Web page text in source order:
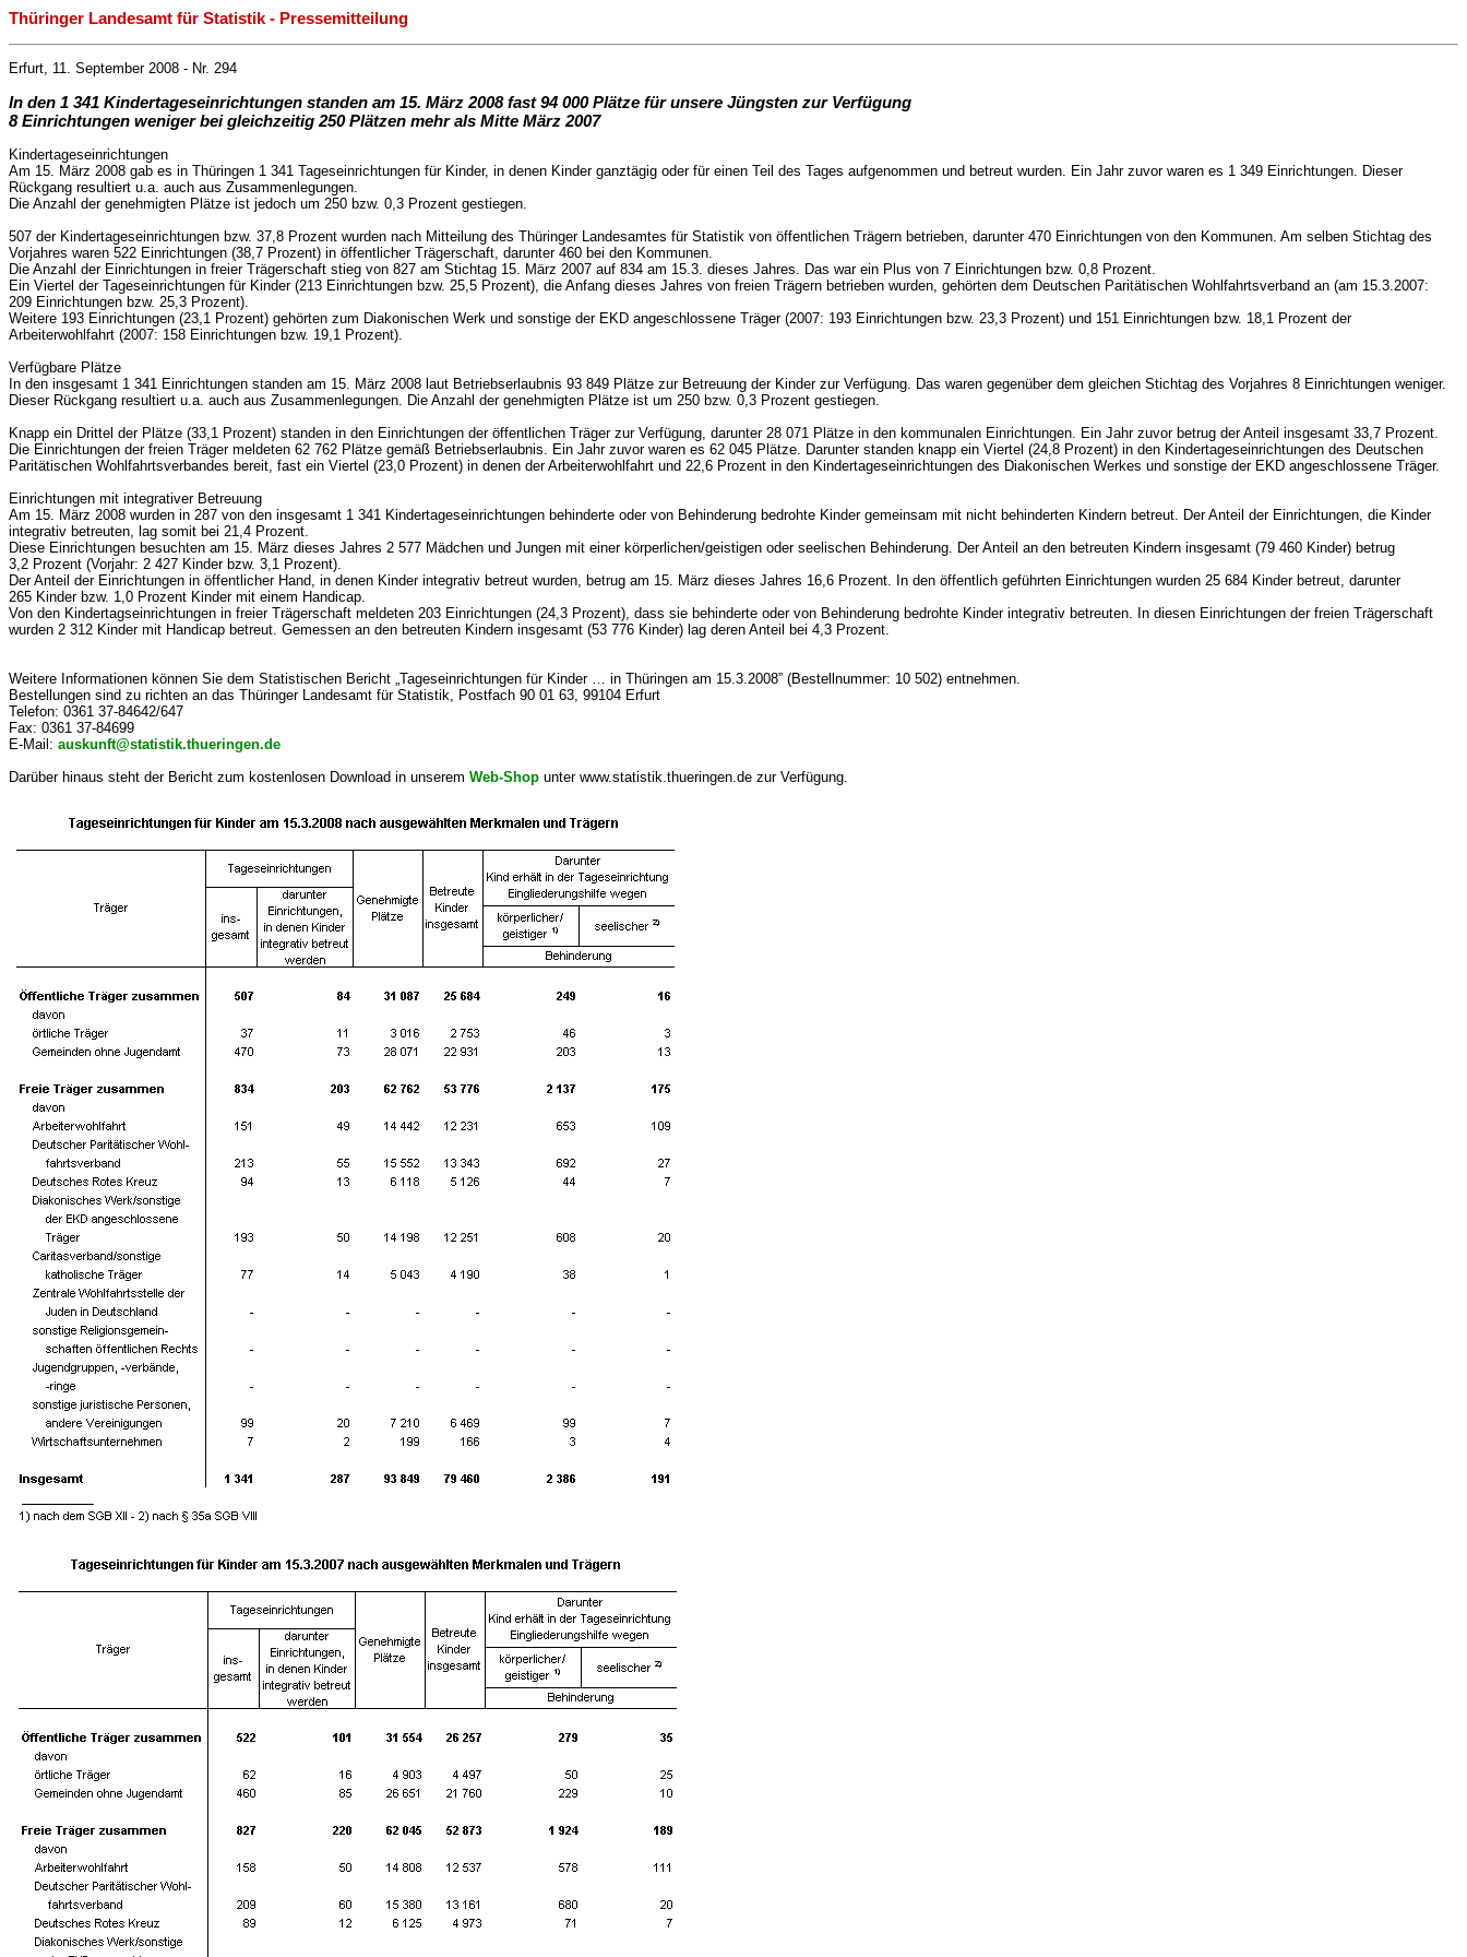
Thüringer Landesamt für Statistik - Pressemitteilung
Erfurt, 11. September 2008 - Nr. 294
In den 1 341 Kindertageseinrichtungen standen am 15. März 2008 fast 94 000 Plätze für unsere Jüngsten zur Verfügung
8 Einrichtungen weniger bei gleichzeitig 250 Plätzen mehr als Mitte März 2007
Kindertageseinrichtungen
Am 15. März 2008 gab es in Thüringen 1 341 Tageseinrichtungen für Kinder, in denen Kinder ganztägig oder für einen Teil des Tages aufgenommen und betreut wurden. Ein Jahr zuvor waren es 1 349 Einrichtungen. Dieser
Rückgang resultiert u.a. auch aus Zusammenlegungen.
Die Anzahl der genehmigten Plätze ist jedoch um 250 bzw. 0,3 Prozent gestiegen.
507 der Kindertageseinrichtungen bzw. 37,8 Prozent wurden nach Mitteilung des Thüringer Landesamtes für Statistik von öffentlichen Trägern betrieben, darunter 470 Einrichtungen von den Kommunen. Am selben Stichtag des
Vorjahres waren 522 Einrichtungen (38,7 Prozent) in öffentlicher Trägerschaft, darunter 460 bei den Kommunen.
Die Anzahl der Einrichtungen in freier Trägerschaft stieg von 827 am Stichtag 15. März 2007 auf 834 am 15.3. dieses Jahres. Das war ein Plus von 7 Einrichtungen bzw. 0,8 Prozent.
Ein Viertel der Tageseinrichtungen für Kinder (213 Einrichtungen bzw. 25,5 Prozent), die Anfang dieses Jahres von freien Trägern betrieben wurden, gehörten dem Deutschen Paritätischen Wohlfahrtsverband an (am 15.3.2007:
209 Einrichtungen bzw. 25,3 Prozent).
Weitere 193 Einrichtungen (23,1 Prozent) gehörten zum Diakonischen Werk und sonstige der EKD angeschlossene Träger (2007: 193 Einrichtungen bzw. 23,3 Prozent) und 151 Einrichtungen bzw. 18,1 Prozent der
Arbeiterwohlfahrt (2007: 158 Einrichtungen bzw. 19,1 Prozent).
Verfügbare Plätze
In den insgesamt 1 341 Einrichtungen standen am 15. März 2008 laut Betriebserlaubnis 93 849 Plätze zur Betreuung der Kinder zur Verfügung. Das waren gegenüber dem gleichen Stichtag des Vorjahres 8 Einrichtungen weniger.
Dieser Rückgang resultiert u.a. auch aus Zusammenlegungen. Die Anzahl der genehmigten Plätze ist um 250 bzw. 0,3 Prozent gestiegen.
Knapp ein Drittel der Plätze (33,1 Prozent) standen in den Einrichtungen der öffentlichen Träger zur Verfügung, darunter 28 071 Plätze in den kommunalen Einrichtungen. Ein Jahr zuvor betrug der Anteil insgesamt 33,7 Prozent.
Die Einrichtungen der freien Träger meldeten 62 762 Plätze gemäß Betriebserlaubnis. Ein Jahr zuvor waren es 62 045 Plätze. Darunter standen knapp ein Viertel (24,8 Prozent) in den Kindertageseinrichtungen des Deutschen
Paritätischen Wohlfahrtsverbandes bereit, fast ein Viertel (23,0 Prozent) in denen der Arbeiterwohlfahrt und 22,6 Prozent in den Kindertageseinrichtungen des Diakonischen Werkes und sonstige der EKD angeschlossene Träger.
Einrichtungen mit integrativer Betreuung
Am 15. März 2008 wurden in 287 von den insgesamt 1 341 Kindertageseinrichtungen behinderte oder von Behinderung bedrohte Kinder gemeinsam mit nicht behinderten Kindern betreut. Der Anteil der Einrichtungen, die Kinder
integrativ betreuten, lag somit bei 21,4 Prozent.
Diese Einrichtungen besuchten am 15. März dieses Jahres 2 577 Mädchen und Jungen mit einer körperlichen/geistigen oder seelischen Behinderung. Der Anteil an den betreuten Kindern insgesamt (79 460 Kinder) betrug
3,2 Prozent (Vorjahr: 2 427 Kinder bzw. 3,1 Prozent).
Der Anteil der Einrichtungen in öffentlicher Hand, in denen Kinder integrativ betreut wurden, betrug am 15. März dieses Jahres 16,6 Prozent. In den öffentlich geführten Einrichtungen wurden 25 684 Kinder betreut, darunter
265 Kinder bzw. 1,0 Prozent Kinder mit einem Handicap.
Von den Kindertagseinrichtungen in freier Trägerschaft meldeten 203 Einrichtungen (24,3 Prozent), dass sie behinderte oder von Behinderung bedrohte Kinder integrativ betreuten. In diesen Einrichtungen der freien Trägerschaft
wurden 2 312 Kinder mit Handicap betreut. Gemessen an den betreuten Kindern insgesamt (53 776 Kinder) lag deren Anteil bei 4,3 Prozent.
Weitere Informationen können Sie dem Statistischen Bericht „Tageseinrichtungen für Kinder … in Thüringen am 15.3.2008” (Bestellnummer: 10 502) entnehmen.
Bestellungen sind zu richten an das Thüringer Landesamt für Statistik, Postfach 90 01 63, 99104 Erfurt
Telefon: 0361 37-84642/647
Fax: 0361 37-84699
E-Mail: auskunft@statistik.thueringen.de
Darüber hinaus steht der Bericht zum kostenlosen Download in unserem Web-Shop unter www.statistik.thueringen.de zur Verfügung.